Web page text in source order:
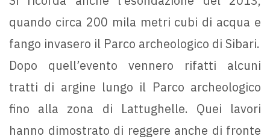
quando circa 200 mila metri cubi di acqua e
fango invasero il Parco archeologico di Sibari.
Dopo quell’evento vennero rifatti alcuni
tratti di argine lungo il Parco archeologico
fino alla zona di Lattughelle. Quei lavori
hanno dimostrato di reggere anche di fronte